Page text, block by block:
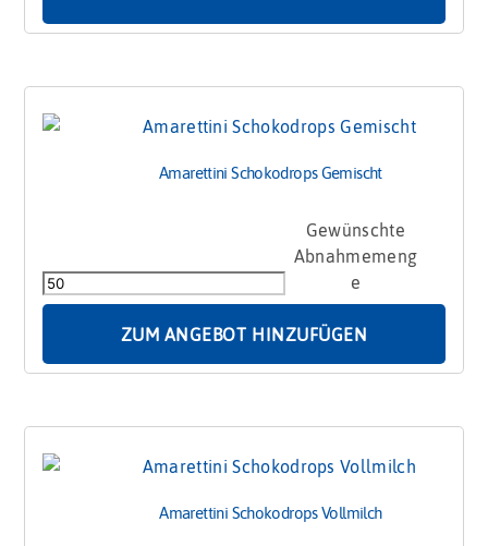
Amarettini Schokodrops Gemischt
Gemischt
Menge
ZUM ANGEBOT HINZUFÜGEN
Amarettini Schokodrops Vollmilch